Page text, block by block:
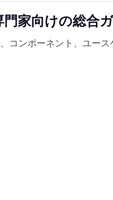
家向けの総合
コンポーネント、ユー